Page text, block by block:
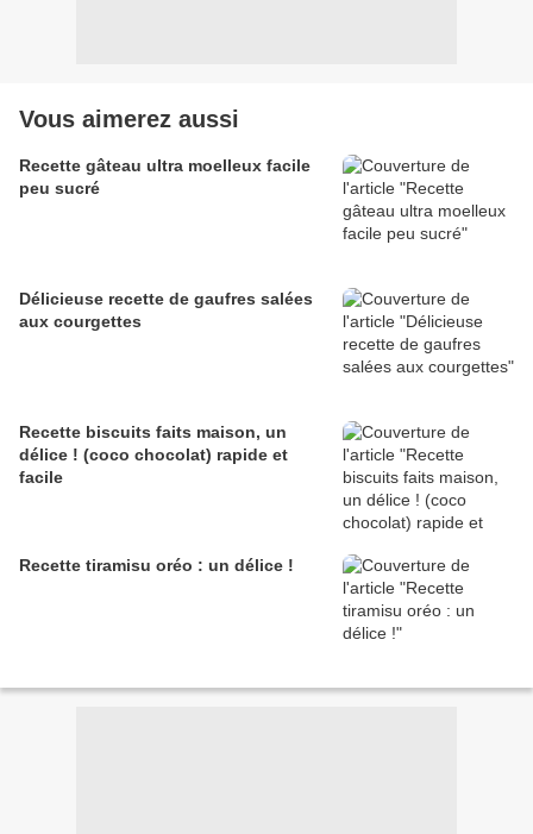
Vous aimerez aussi
Recette gâteau ultra moelleux facile
peu sucré
Délicieuse recette de gaufres salées
aux courgettes
Recette biscuits faits maison, un
délice ! (coco chocolat) rapide et
facile
Recette tiramisu oréo : un délice !